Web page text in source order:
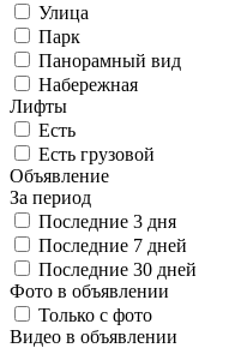
Улица
Парк
Панорамный вид
Набережная
Лифты
Есть
Есть грузовой
Объявление
За период
Последние 3 дня
Последние 7 дней
Последние 30 дней
Фото в объявлении
Только с фото
Видео в объявлении